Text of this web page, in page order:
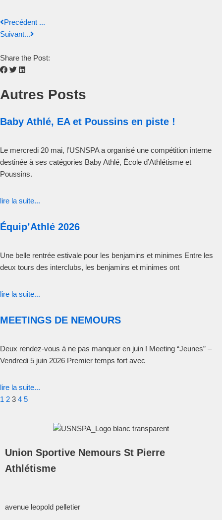
Precédent ...
Suivant...
Share the Post:
Autres Posts
Baby Athlé, EA et Poussins en piste !
Le mercredi 20 mai, l’USNSPA a organisé une compétition interne
destinée à ses catégories Baby Athlé, École d’Athlétisme et
Poussins.
lire la suite...
Équip’Athlé 2026
Une belle rentrée estivale pour les benjamins et minimes Entre les
deux tours des interclubs, les benjamins et minimes ont
lire la suite...
MEETINGS DE NEMOURS
Deux rendez-vous à ne pas manquer en juin ! Meeting “Jeunes” –
Vendredi 5 juin 2026 Premier temps fort avec
lire la suite...
1 2 3 4 5
Union Sportive Nemours St Pierre
Athlétisme
avenue leopold pelletier